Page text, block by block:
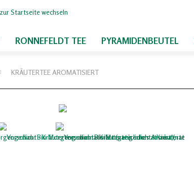
RONNEFELDT TEE PYRAMIDENBEUTEL
KRÄUTERTEE AROMATISIERT